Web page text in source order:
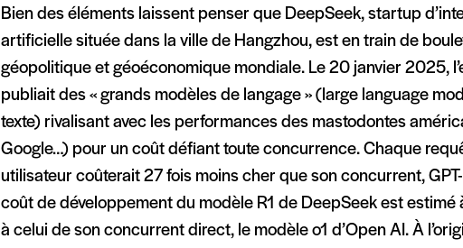
Bien des éléments laissent penser que DeepSeek, startup
artificielle située dans la ville de Hangzhou, est en train de
géopolitique et géoéconomique mondiale. Le 20 janvier 2025,
publiait des « grands modèles de langage » (large language
texte) rivalisant avec les performances des mastodontes
Google…) pour un coût défiant toute concurrence. Chaque
utilisateur coûterait 27 fois moins cher que son concurrent,
coût de développement du modèle R1 de DeepSeek est estimé
à celui de son concurrent direct, le modèle o1 d’Open AI. À